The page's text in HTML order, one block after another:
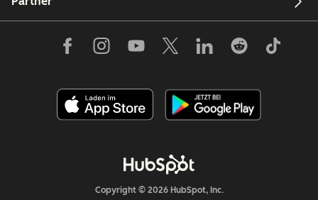
Copyright © 2026 HubSpot, Inc.